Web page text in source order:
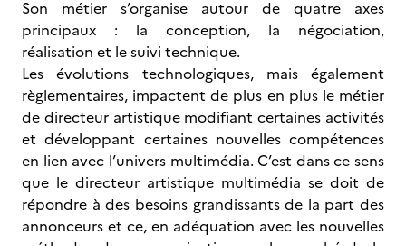
Son métier s’organise autour de quatre axes
principaux : la conception, la négociation,
réalisation et le suivi technique.
Les évolutions technologiques, mais également
règlementaires, impactent de plus en plus le métier
de directeur artistique modifiant certaines activités
et développant certaines nouvelles compétences
en lien avec l’univers multimédia. C’est dans ce sens
que le directeur artistique multimédia se doit de
répondre à des besoins grandissants de la part des
annonceurs et ce, en adéquation avec les nouvelles